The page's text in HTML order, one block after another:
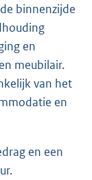
binnenzijde
en
meubilair.
van het
en
en een